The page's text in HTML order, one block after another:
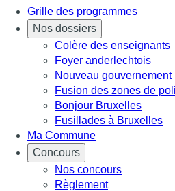
Grille des programmes
Nos dossiers
Colère des enseignants
Foyer anderlechtois
Nouveau
Fusion des zones de
Bonjour Bruxelles
Fusillades à Bruxelles
Ma Commune
Concours
Nos concours
Règlement